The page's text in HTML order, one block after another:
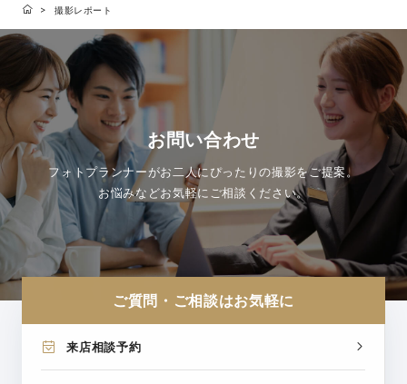
撮影レポート
お問い合わせ
フォトプランナーがお二人にぴったりの撮影をご提案。
お悩みなどお気軽にご相談ください。
ご質問・ご相談はお気軽に
来店相談予約